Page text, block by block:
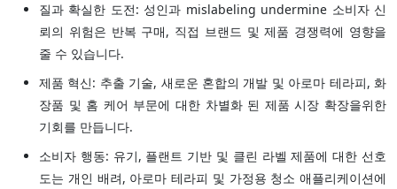
질과 확실한 도전: 성인과 mislabeling undermine 소비자 신
뢰의 위험은 반복 구매, 직접 브랜드 및 제품 경쟁력에 영향을
줄 수 있습니다.
제품 혁신: 추출 기술, 새로운 혼합의 개발 및 아로마 테라피, 화
장품 및 홈 케어 부문에 대한 차별화 된 제품 시장 확장을위한
기회를 만듭니다.
소비자 행동: 유기, 플랜트 기반 및 클린 라벨 제품에 대한 선호
도는 개인 배려, 아로마 테라피 및 가정용 청소 애플리케이션에